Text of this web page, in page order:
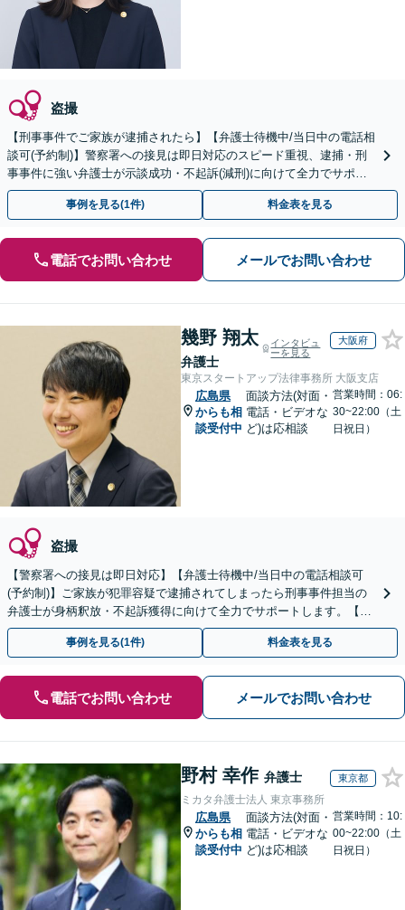
盗撮
【刑事事件でご家族が逮捕されたら】【弁護士待機中/当日中の電話相
談可(予約制)】警察署への接見は即日対応のスピード重視、逮捕・刑
事事件に強い弁護士が示談成功・不起訴(減刑)に向けて全力でサポー
トします。【加害者側の相談専門】
事例を見る(1件) 料金表を見る
電話でお問い合わせ メールでお問い合わせ
幾野 翔太
弁護士
インタビュ
ーを見る
大阪府
東京スタートアップ法律事務所 大阪支店
広島県
からも相
談受付中
面談方法(対面・
電話・ビデオな
ど)は応相談
営業時間：06:
30~22:00（土
日祝日）
盗撮
【警察署への接見は即日対応】【弁護士待機中/当日中の電話相談可
(予約制)】ご家族が犯罪容疑で逮捕されてしまったら刑事事件担当の
弁護士が身柄釈放・不起訴獲得に向けて全力でサポートします。【毎
月100名以上の相談実績】【全国対応】
事例を見る(1件) 料金表を見る
電話でお問い合わせ メールでお問い合わせ
野村 幸作 弁護士 東京都
ミカタ弁護士法人 東京事務所
広島県
からも相
談受付中
面談方法(対面・
電話・ビデオな
ど)は応相談
営業時間：10:
00~22:00（土
日祝日）